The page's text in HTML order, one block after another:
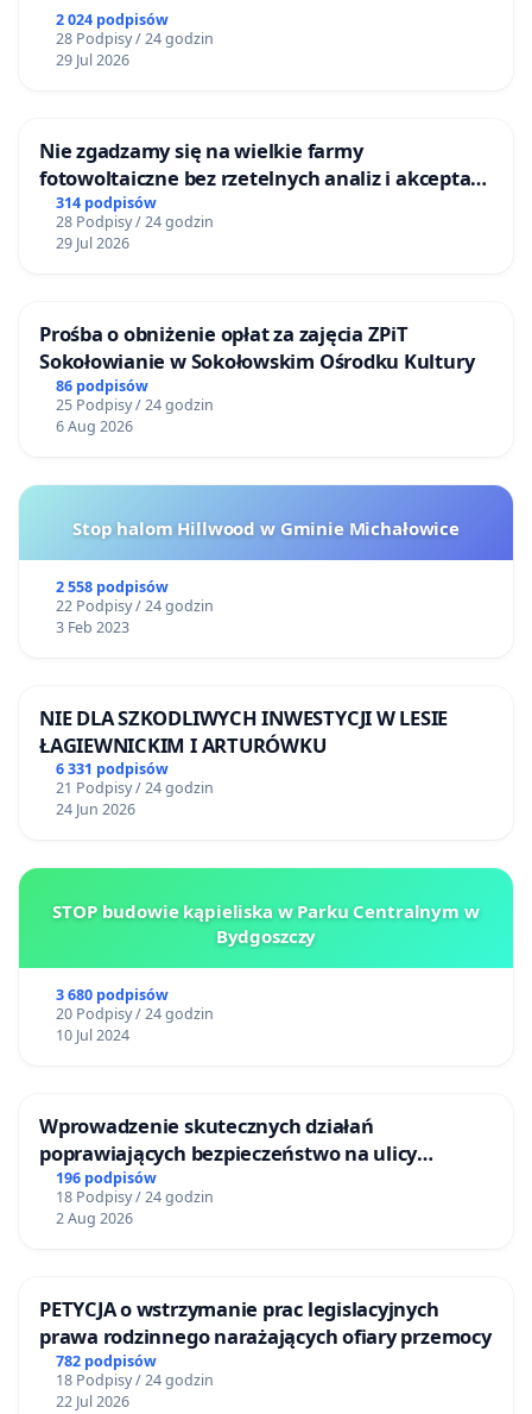
2 024 podpisów
28 Podpisy / 24 godzin
29 Jul 2026
Nie zgadzamy się na wielkie farmy
fotowoltaiczne bez rzetelnych analiz i akceptacji
mieszkańców
314 podpisów
28 Podpisy / 24 godzin
29 Jul 2026
Prośba o obniżenie opłat za zajęcia ZPiT
Sokołowianie w Sokołowskim Ośrodku Kultury
86 podpisów
25 Podpisy / 24 godzin
6 Aug 2026
Stop halom Hillwood w Gminie Michałowice
2 558 podpisów
22 Podpisy / 24 godzin
3 Feb 2023
NIE DLA SZKODLIWYCH INWESTYCJI W LESIE
ŁAGIEWNICKIM I ARTURÓWKU
6 331 podpisów
21 Podpisy / 24 godzin
24 Jun 2026
STOP budowie kąpieliska w Parku Centralnym w
Bydgoszczy
3 680 podpisów
20 Podpisy / 24 godzin
10 Jul 2024
Wprowadzenie skutecznych działań
poprawiających bezpieczeństwo na ulicy
Żeromskiego w Otwocku
196 podpisów
18 Podpisy / 24 godzin
2 Aug 2026
PETYCJA o wstrzymanie prac legislacyjnych
prawa rodzinnego narażających ofiary przemocy
782 podpisów
18 Podpisy / 24 godzin
22 Jul 2026